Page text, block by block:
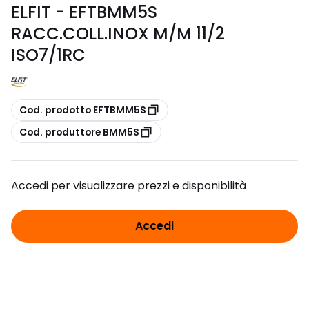
ELFIT - EFTBMM5S
RACC.COLL.INOX M/M 11/2
ISO7/1RC
copia
Cod. prodotto EFTBMM5S
copia
Cod. produttore BMM5S
Accedi per visualizzare prezzi e disponibilità
Accedi